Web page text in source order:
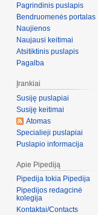
Pagrindinis puslapis
Bendruomenės portalas
Naujienos
Naujausi keitimai
Atsitiktinis puslapis
Pagalba
Įrankiai
Susiję puslapiai
Susiję keitimai
Atomas
Specialieji puslapiai
Puslapio informacija
Apie Pipediją
Pipedija tokia Pipedija
Pipedijos redagcinė
kolegija
Kontaktai/Contacts